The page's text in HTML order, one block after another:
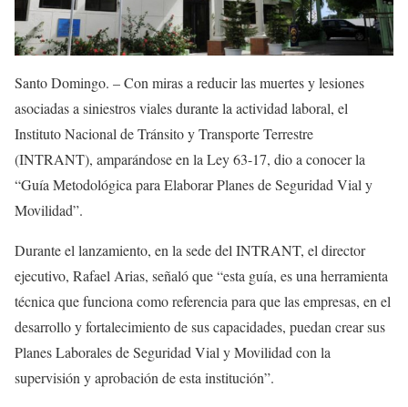
Santo Domingo. – Con miras a reducir las muertes y lesiones
asociadas a siniestros viales durante la actividad laboral, el
Instituto Nacional de Tránsito y Transporte Terrestre
(INTRANT), amparándose en la Ley 63-17, dio a conocer la
“Guía Metodológica para Elaborar Planes de Seguridad Vial y
Movilidad”.
Durante el lanzamiento, en la sede del INTRANT, el director
ejecutivo, Rafael Arias, señaló que “esta guía, es una herramienta
técnica que funciona como referencia para que las empresas, en el
desarrollo y fortalecimiento de sus capacidades, puedan crear sus
Planes Laborales de Seguridad Vial y Movilidad con la
supervisión y aprobación de esta institución”.